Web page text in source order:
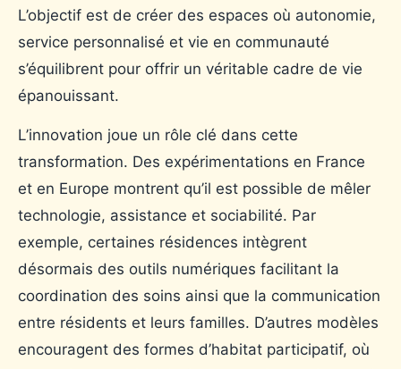
L’objectif est de créer des espaces où autonomie,
service personnalisé et vie en communauté
s’équilibrent pour offrir un véritable cadre de vie
épanouissant.
L’innovation joue un rôle clé dans cette
transformation. Des expérimentations en France
et en Europe montrent qu’il est possible de mêler
technologie, assistance et sociabilité. Par
exemple, certaines résidences intègrent
désormais des outils numériques facilitant la
coordination des soins ainsi que la communication
entre résidents et leurs familles. D’autres modèles
encouragent des formes d’habitat participatif, où